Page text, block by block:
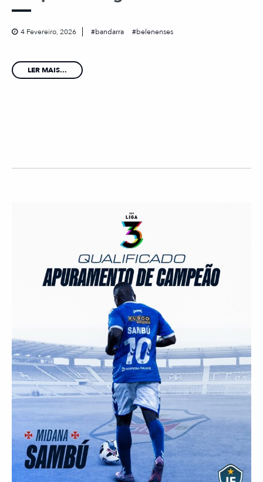
4 Fevereiro, 2026 bandarra belenenses
LER MAIS...